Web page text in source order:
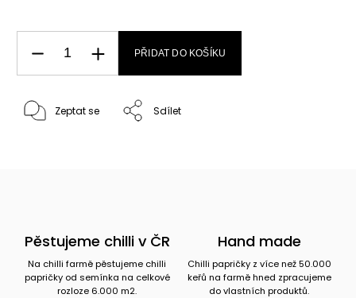
PŘIDAT DO KOŠÍKU
Zeptat se Sdílet
Pěstujeme chilli v ČR
Na chilli farmě pěstujeme chilli
papričky od semínka na celkové
rozloze 6.000 m2.
Hand made
Chilli papričky z více než 50.000
keřů na farmě hned zpracujeme
do vlastních produktů.